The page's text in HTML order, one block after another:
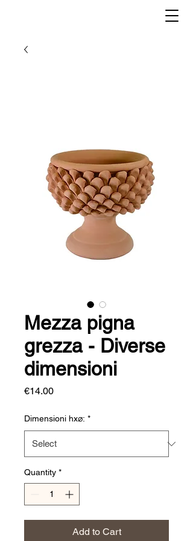
Mezza pigna
grezza - Diverse
dimensioni
€14.00Price
Dimensioni hx⌀: *
Quantity *
Add to Cart